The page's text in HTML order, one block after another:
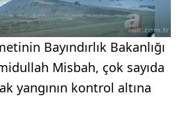
Bayındırlık Bakanlığı
Misbah, çok sayıda
yangının kontrol altına